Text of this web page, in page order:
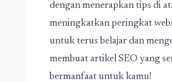
dengan menerapkan tips di
meningkatkan peringkat
untuk terus belajar dan
membuat artikel SEO yang
bermanfaat untuk kamu!